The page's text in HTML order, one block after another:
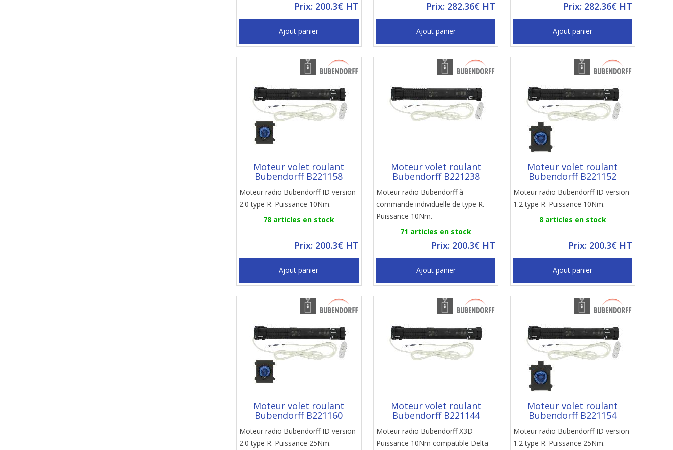
Prix: 200.3€ HT
Ajout panier
Prix: 282.36€ HT
Ajout panier
Prix: 282.36€ HT
Ajout panier
Moteur volet roulant
Bubendorff B221158
Moteur radio Bubendorff ID version
2.0 type R. Puissance 10Nm.
78 articles en stock
Prix: 200.3€ HT
Ajout panier
Moteur volet roulant
Bubendorff B221238
Moteur radio Bubendorff à
commande individuelle de type R.
Puissance 10Nm.
71 articles en stock
Prix: 200.3€ HT
Ajout panier
Moteur volet roulant
Bubendorff B221152
Moteur radio Bubendorff ID version
1.2 type R. Puissance 10Nm.
8 articles en stock
Prix: 200.3€ HT
Ajout panier
Moteur volet roulant
Bubendorff B221160
Moteur radio Bubendorff ID version
2.0 type R. Puissance 25Nm.
Moteur volet roulant
Bubendorff B221144
Moteur radio Bubendorff X3D
Puissance 10Nm compatible Delta
Moteur volet roulant
Bubendorff B221154
Moteur radio Bubendorff ID version
1.2 type R. Puissance 25Nm.